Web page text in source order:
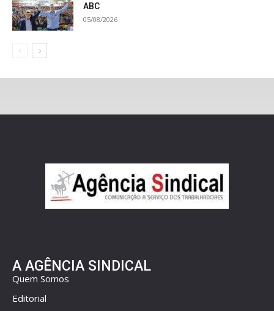
ABC
05/08/2026
A AGÊNCIA SINDICAL
Quem Somos
Editorial